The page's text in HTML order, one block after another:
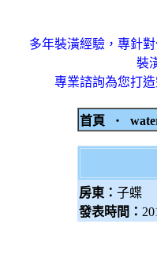
多年裝潢經驗，專針
裝
專業諮詢為您打造
首頁 ‧
房東： 子蝶
發表時間：